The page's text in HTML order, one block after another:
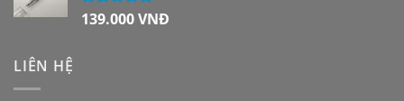
Được xếp
139.000VNĐ
LIÊN HỆ